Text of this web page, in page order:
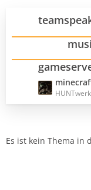
L
e
t
e
Es ist kein Thema in